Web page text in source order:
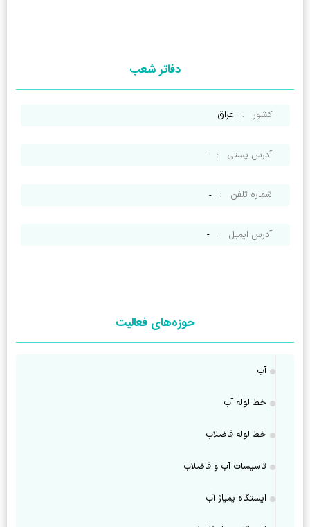
دفاتر شعب
کشور :عراق
آدرس پستی :
-
شماره تلفن :
-
آدرس ایمیل :
-
حوزه‌های فعالیت
آب
خط لوله آب
خط لوله فاضلاب
تاسيسات آب و فاضلاب
ایستگاه پمپاژ آب